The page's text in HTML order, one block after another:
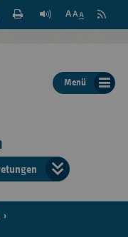
Suche
der
Seite
Feed
Menü
der